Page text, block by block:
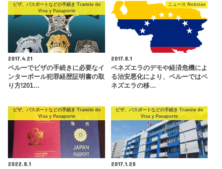
ビザ、パスポートなどの手続き Tramite de
Visa y Pasaporte
2017.4.21
ペルーでビザの手続きに必要なイ
ンターポール犯罪経歴証明書の取
り方!201…
ニュース Noticias
2017.8.1
ベネズエラのデモや経済危機によ
る治安悪化により、ペルーではベ
ネズエラの移…
ビザ、パスポートなどの手続き Tramite de
Visa y Pasaporte
2022.8.1
ビザ、パスポートなどの手続き Tramite de
Visa y Pasaporte
2017.1.20